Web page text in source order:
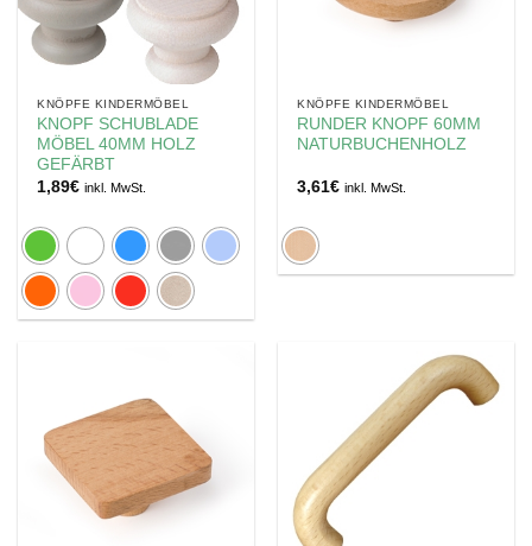
KNÖPFE KINDERMÖBEL
KNOPF SCHUBLADE
MÖBEL 40MM HOLZ
GEFÄRBT
1,89€ inkl. MwSt.
KNÖPFE KINDERMÖBEL
RUNDER KNOPF 60MM
NATURBUCHENHOLZ
3,61€ inkl. MwSt.